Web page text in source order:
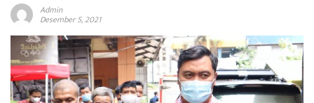
Admin
Desember 5, 2021